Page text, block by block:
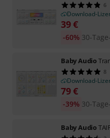
6
Download-
39€
30-
-60%
Baby Audio
8
Download-
79€
30-
-39%
Baby Audio